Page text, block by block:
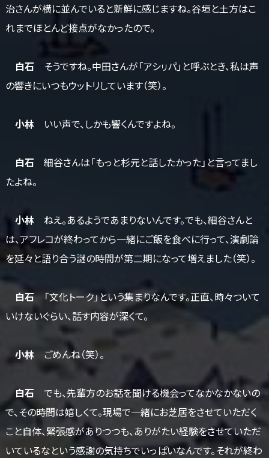
治さんが横に並んでいると新鮮に感じますね。谷垣と土方はこ
れまでほとんど接点がなかったので。
白石 そうですね。中田さんが「アシㇼパ」と呼ぶとき、私は声
の響きにいつもウットリしています（笑）。
小林いい声で、しかも響くんですよね。
白石 細谷さんは「もっと杉元と話したかった」と言ってまし
たよね。
小林ねえ。あるようであまりないんです。でも、細谷さんと
は、アフレコが終わってから一緒にご飯を食べに行って、演劇論
を延々と語り合う謎の時間が第二期になって増えました（笑）。
白石「文化トーク」という集まりなんです。正直、時々ついて
いけないぐらい、話す内容が深くて。
小林ごめんね（笑）。
白石 でも、先輩方のお話を聞ける機会ってなかなかないの
で、その時間は嬉しくて。現場で一緒にお芝居をさせていただく
こと自体、緊張感がありつつも、ありがたい経験をさせていただ
いているなという感謝の気持ちでいっぱいなんです。それが終わ